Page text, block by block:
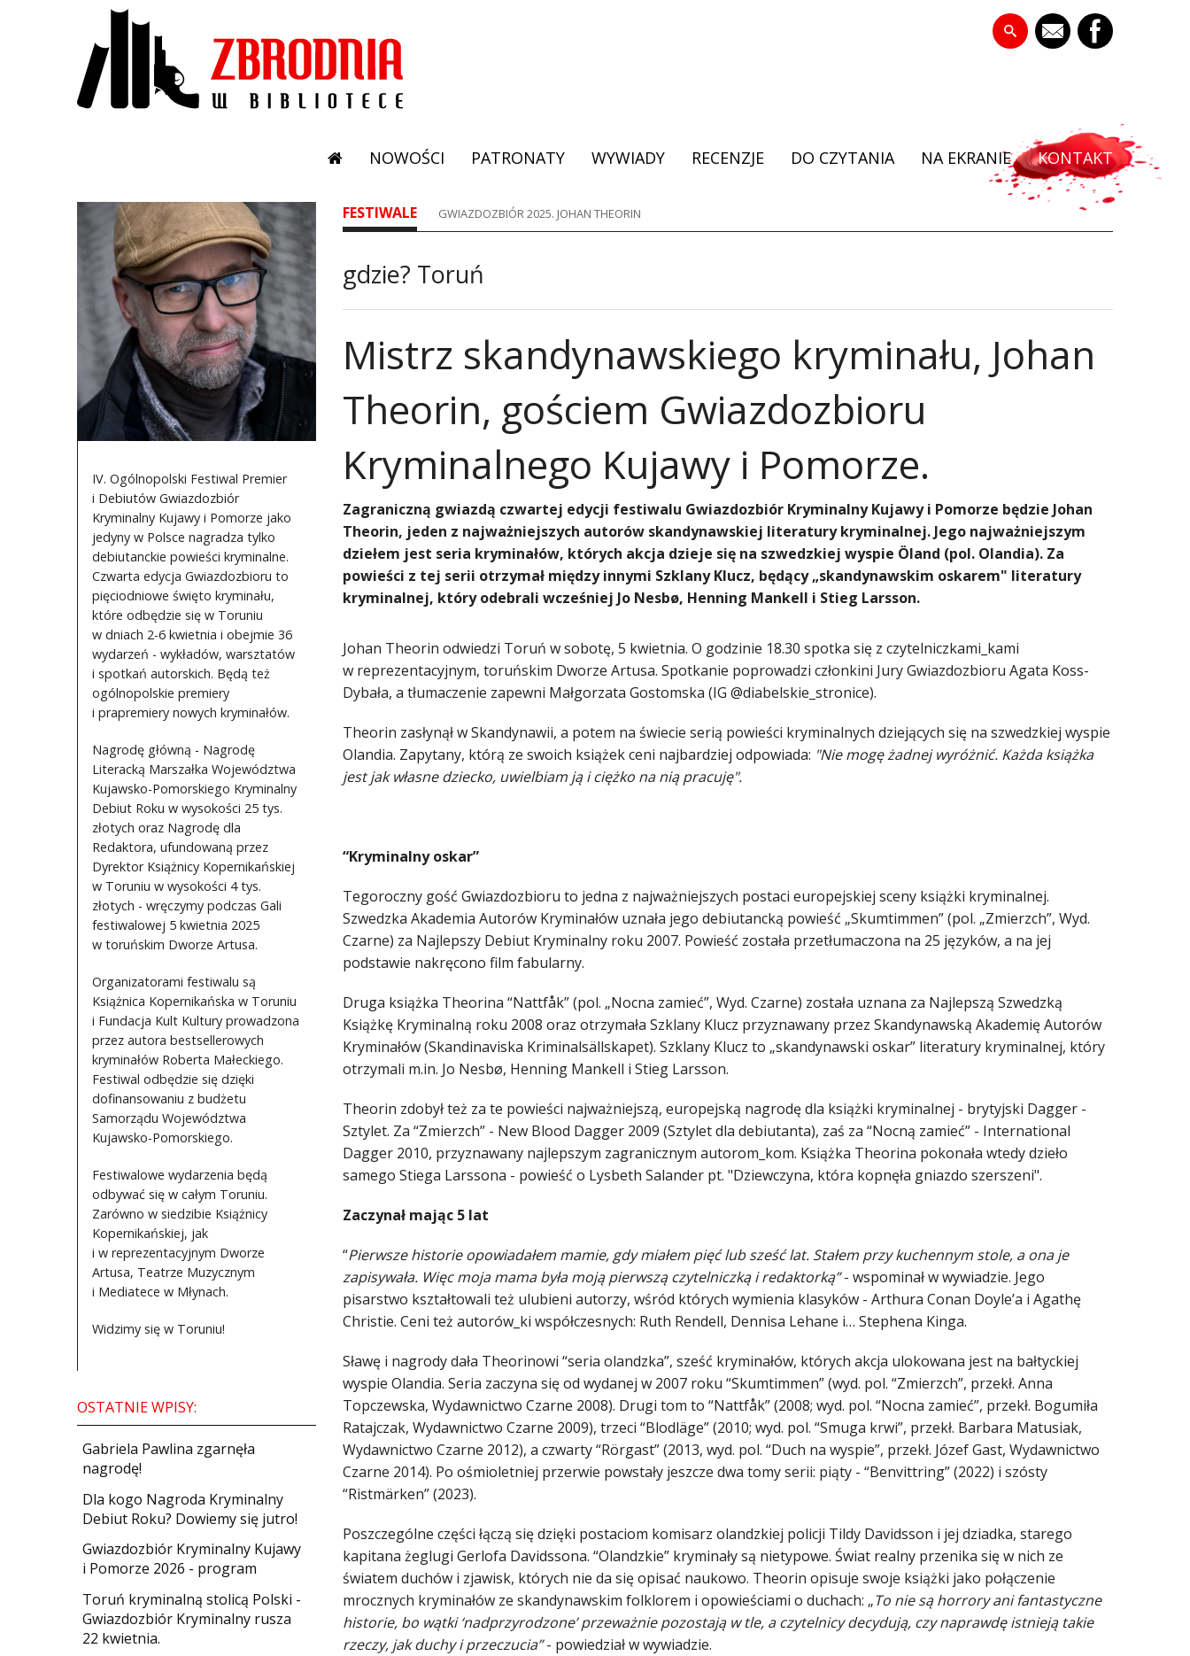
NOWOŚCI PATRONATY WYWIADY RECENZJE DO CZYTANIA NA EKRANIE KONTAKT
IV. Ogólnopolski Festiwal Premier
i Debiutów Gwiazdozbiór
Kryminalny Kujawy i Pomorze jako
jedyny w Polsce nagradza tylko
debiutanckie powieści kryminalne.
Czwarta edycja Gwiazdozbioru to
pięciodniowe święto kryminału,
które odbędzie się w Toruniu
w dniach 2-6 kwietnia i obejmie 36
wydarzeń - wykładów, warsztatów
i spotkań autorskich. Będą też
ogólnopolskie premiery
i prapremiery nowych kryminałów.
Nagrodę główną - Nagrodę
Literacką Marszałka Województwa
Kujawsko-Pomorskiego Kryminalny
Debiut Roku w wysokości 25 tys.
złotych oraz Nagrodę dla
Redaktora, ufundowaną przez
Dyrektor Książnicy Kopernikańskiej
w Toruniu w wysokości 4 tys.
złotych - wręczymy podczas Gali
festiwalowej 5 kwietnia 2025
w toruńskim Dworze Artusa.
Organizatorami festiwalu są
Książnica Kopernikańska w Toruniu
i Fundacja Kult Kultury prowadzona
przez autora bestsellerowych
kryminałów Roberta Małeckiego.
Festiwal odbędzie się dzięki
dofinansowaniu z budżetu
Samorządu Województwa
Kujawsko-Pomorskiego.
Festiwalowe wydarzenia będą
odbywać się w całym Toruniu.
Zarówno w siedzibie Książnicy
Kopernikańskiej, jak
i w reprezentacyjnym Dworze
Artusa, Teatrze Muzycznym
i Mediatece w Młynach.
Widzimy się w Toruniu!
OSTATNIE WPISY:
Gabriela Pawlina zgarnęła
nagrodę!
Dla kogo Nagroda Kryminalny
Debiut Roku? Dowiemy się jutro!
Gwiazdozbiór Kryminalny Kujawy
i Pomorze 2026 - program
Toruń kryminalną stolicą Polski -
Gwiazdozbiór Kryminalny rusza
22 kwietnia.
FESTIWALE GWIAZDOZBIÓR 2025. JOHAN THEORIN
gdzie? Toruń
Mistrz skandynawskiego kryminału, Johan
Theorin, gościem Gwiazdozbioru
Kryminalnego Kujawy i Pomorze.
Zagraniczną gwiazdą czwartej edycji festiwalu Gwiazdozbiór Kryminalny Kujawy i Pomorze będzie Johan
Theorin, jeden z najważniejszych autorów skandynawskiej literatury kryminalnej. Jego najważniejszym
dziełem jest seria kryminałów, których akcja dzieje się na szwedzkiej wyspie Öland (pol. Olandia). Za
powieści z tej serii otrzymał między innymi Szklany Klucz, będący „skandynawskim oskarem" literatury
kryminalnej, który odebrali wcześniej Jo Nesbø, Henning Mankell i Stieg Larsson.
Johan Theorin odwiedzi Toruń w sobotę, 5 kwietnia. O godzinie 18.30 spotka się z czytelniczkami_kami
w reprezentacyjnym, toruńskim Dworze Artusa. Spotkanie poprowadzi członkini Jury Gwiazdozbioru Agata Koss-
Dybała, a tłumaczenie zapewni Małgorzata Gostomska (IG @diabelskie_stronice).
Theorin zasłynął w Skandynawii, a potem na świecie serią powieści kryminalnych dziejących się na szwedzkiej wyspie
Olandia. Zapytany, którą ze swoich książek ceni najbardziej odpowiada: "Nie mogę żadnej wyróżnić. Każda książka
jest jak własne dziecko, uwielbiam ją i ciężko na nią pracuję".
“Kryminalny oskar”
Tegoroczny gość Gwiazdozbioru to jedna z najważniejszych postaci europejskiej sceny książki kryminalnej.
Szwedzka Akademia Autorów Kryminałów uznała jego debiutancką powieść „Skumtimmen” (pol. „Zmierzch”, Wyd.
Czarne) za Najlepszy Debiut Kryminalny roku 2007. Powieść została przetłumaczona na 25 języków, a na jej
podstawie nakręcono film fabularny.
Druga książka Theorina “Nattfåk” (pol. „Nocna zamieć”, Wyd. Czarne) została uznana za Najlepszą Szwedzką
Książkę Kryminalną roku 2008 oraz otrzymała Szklany Klucz przyznawany przez Skandynawską Akademię Autorów
Kryminałów (Skandinaviska Kriminalsällskapet). Szklany Klucz to „skandynawski oskar” literatury kryminalnej, który
otrzymali m.in. Jo Nesbø, Henning Mankell i Stieg Larsson.
Theorin zdobył też za te powieści najważniejszą, europejską nagrodę dla książki kryminalnej - brytyjski Dagger -
Sztylet. Za “Zmierzch” - New Blood Dagger 2009 (Sztylet dla debiutanta), zaś za “Nocną zamieć” - International
Dagger 2010, przyznawany najlepszym zagranicznym autorom_kom. Książka Theorina pokonała wtedy dzieło
samego Stiega Larssona - powieść o Lysbeth Salander pt. "Dziewczyna, która kopnęła gniazdo szerszeni".
Zaczynał mając 5 lat
“Pierwsze historie opowiadałem mamie, gdy miałem pięć lub sześć lat. Stałem przy kuchennym stole, a ona je
zapisywała. Więc moja mama była moją pierwszą czytelniczką i redaktorką”- wspominał w wywiadzie. Jego
pisarstwo kształtowali też ulubieni autorzy, wśród których wymienia klasyków - Arthura Conan Doyle’a i Agathę
Christie. Ceni też autorów_ki współczesnych: Ruth Rendell, Dennisa Lehane i… Stephena Kinga.
Sławę i nagrody dała Theorinowi “seria olandzka”, sześć kryminałów, których akcja ulokowana jest na bałtyckiej
wyspie Olandia. Seria zaczyna się od wydanej w 2007 roku “Skumtimmen” (wyd. pol. “Zmierzch”, przekł. Anna
Topczewska, Wydawnictwo Czarne 2008). Drugi tom to “Nattfåk” (2008; wyd. pol. “Nocna zamieć”, przekł. Bogumiła
Ratajczak, Wydawnictwo Czarne 2009), trzeci “Blodläge” (2010; wyd. pol. “Smuga krwi”, przekł. Barbara Matusiak,
Wydawnictwo Czarne 2012), a czwarty “Rörgast” (2013, wyd. pol. “Duch na wyspie”, przekł. Józef Gast, Wydawnictwo
Czarne 2014). Po ośmioletniej przerwie powstały jeszcze dwa tomy serii: piąty - “Benvittring” (2022) i szósty
“Ristmärken” (2023).
Poszczególne części łączą się dzięki postaciom komisarz olandzkiej policji Tildy Davidsson i jej dziadka, starego
kapitana żeglugi Gerlofa Davidssona. “Olandzkie” kryminały są nietypowe. Świat realny przenika się w nich ze
światem duchów i zjawisk, których nie da się opisać naukowo. Theorin opisuje swoje książki jako połączenie
mrocznych kryminałów ze skandynawskim folklorem i opowieściami o duchach: „To nie są horrory ani fantastyczne
historie, bo wątki ‘nadprzyrodzone’ przeważnie pozostają w tle, a czytelnicy decydują, czy naprawdę istnieją takie
rzeczy, jak duchy i przeczucia”- powiedział w wywiadzie.